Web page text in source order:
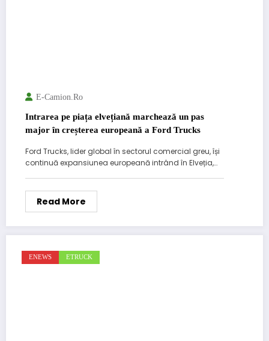
E-Camion.ro
Intrarea pe piața elvețiană marchează un pas
major în creșterea europeană a Ford Trucks
Ford Trucks, lider global în sectorul comercial greu, își
continuă expansiunea europeană intrând în Elveția,…
Read More
ENEWS ETRUCK